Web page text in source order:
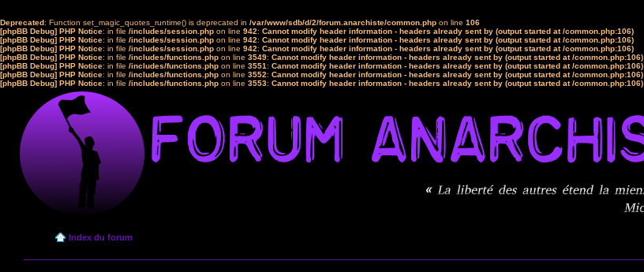
Deprecated: Function set_magic_quotes_runtime() is deprecated in /var/www/sdb/d/2/forum.anarchiste/common.php on line 106
[phpBB Debug] PHP Notice: in file /includes/session.php on line 942: Cannot modify header information - headers already sent by (output started at /common.php:106)
[phpBB Debug] PHP Notice: in file /includes/session.php on line 942: Cannot modify header information - headers already sent by (output started at /common.php:106)
[phpBB Debug] PHP Notice: in file /includes/session.php on line 942: Cannot modify header information - headers already sent by (output started at /common.php:106)
[phpBB Debug] PHP Notice: in file /includes/functions.php on line 3549: Cannot modify header information - headers already sent by (output started at /common.php:106)
[phpBB Debug] PHP Notice: in file /includes/functions.php on line 3551: Cannot modify header information - headers already sent by (output started at /common.php:106)
[phpBB Debug] PHP Notice: in file /includes/functions.php on line 3552: Cannot modify header information - headers already sent by (output started at /common.php:106)
[phpBB Debug] PHP Notice: in file /includes/functions.php on line 3553: Cannot modify header information - headers already sent by (output started at /common.php:106)
Index du forum